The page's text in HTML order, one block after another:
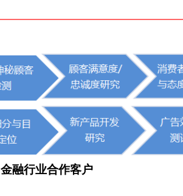
金融行业合作客户